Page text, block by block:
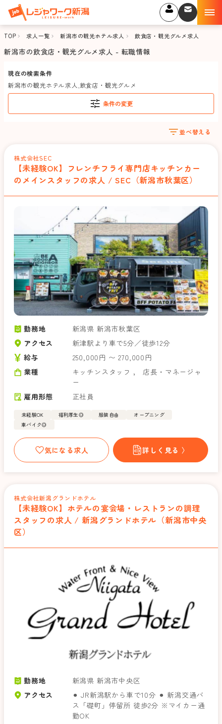
TOP 求人一覧 新潟市の観光ホテル求人 飲食店・観光グルメ求人
新潟市の飲食店・観光グルメ求人 - 転職情報
現在の検索条件
新潟市の観光ホテル求人 飲食店・観光グルメ
条件の変更
並べ替える
株式会社SEC
【未経験OK】フレンチフライ専門店キッチンカー
のメインスタッフの求人 / SEC（新潟市秋葉区）
勤務地
新潟県 新潟市秋葉区
アクセス
新津駅より車で5分／徒歩12分
給与
250,000円 〜 270,000円
業種
キッチンスタッフ ，
店長・マネージャ
ー
雇用形態
正社員
未経験OK 福利厚生◎ 服装自由
オープニング
車バイク◎
気になる求人 詳しく見る 〉
株式会社新潟グランドホテル
【未経験OK】ホテルの宴会場・レストランの調理
スタッフの求人 / 新潟グランドホテル（新潟市中央
区）
勤務地
新潟県 新潟市中央区
アクセス
⚫︎ JR新潟駅から車で10分 ⚫︎ 新潟交通バ
ス「礎町」停留所 徒歩2分 ※マイカー通
勤OK